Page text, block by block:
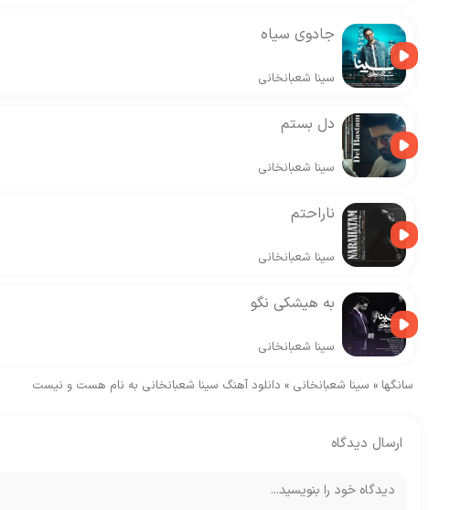
جادوی سیاه
سینا شعبانخانی
دل بستم
سینا شعبانخانی
ناراحتم
سینا شعبانخانی
به هیشکی نگو
سینا شعبانخانی
سانگها » سینا شعبانخانی » دانلود آهنگ سینا شعبانخانی به نام هست و نیست
ارسال دیدگاه